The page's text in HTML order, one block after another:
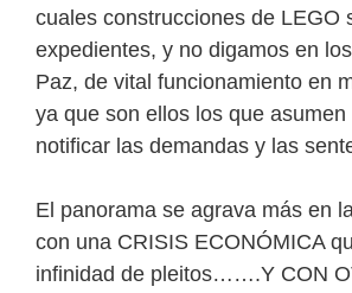
cuales construcciones de LEGO
expedientes, y no digamos en
Paz, de vital funcionamiento en
ya que son ellos los que
notificar las demandas y las
El panorama se agrava más en
con una CRISIS ECONÓMICA
infinidad de pleitos…….Y CON